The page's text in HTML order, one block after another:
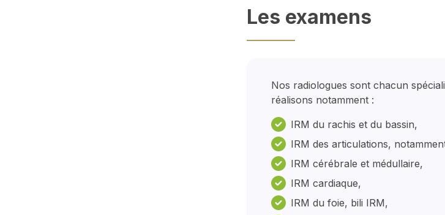
Les examens
Nos radiologues sont chacun
réalisons notamment :
IRM du rachis et du bassin,
IRM des articulations,
IRM cérébrale et médullaire,
IRM cardiaque,
IRM du foie, bili IRM,